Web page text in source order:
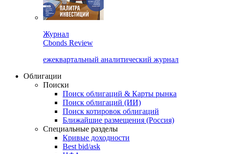
Журнал
Cbonds Review
ежеквартальный аналитический журнал
Облигации
Поиски
Поиск облигаций & Карты рынка
Поиск облигаций (ИИ)
Поиск котировок облигаций
Ближайшие размещения (Россия)